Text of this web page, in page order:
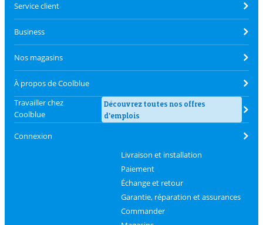
Service client
Business
Nos magasins
À propos de Coolblue
Travailler chez
Coolblue
Découvrez toutes nos offres
d'emplois
Connexion
Livraison et installation
Paiement
Échange et retour
Garantie, réparation et assurances
Commander